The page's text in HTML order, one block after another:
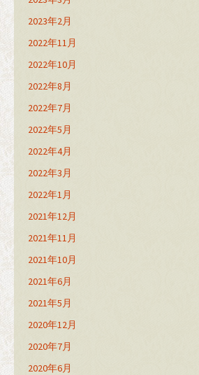
2023年2月
2022年11月
2022年10月
2022年8月
2022年7月
2022年5月
2022年4月
2022年3月
2022年1月
2021年12月
2021年11月
2021年10月
2021年6月
2021年5月
2020年12月
2020年7月
2020年6月